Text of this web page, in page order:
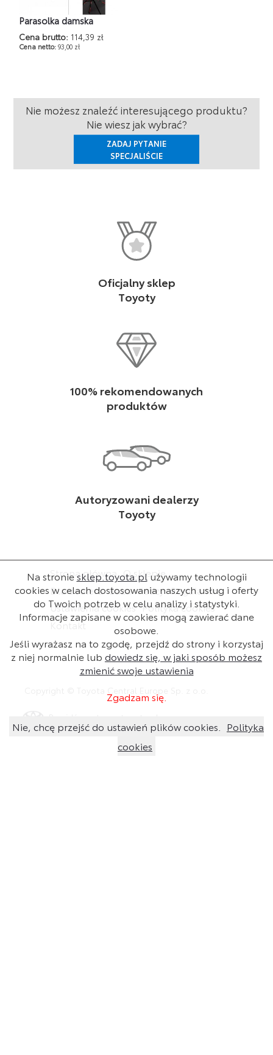
Parasolka damska
Cena brutto: 114,39 zł
Cena netto:93,00 zł
Nie możesz znaleźć interesującego produktu?
Nie wiesz jak wybrać?
ZADAJ PYTANIE
SPECJALIŚCIE
Oficjalny sklep
Toyoty
100% rekomendowanych
produktów
Autoryzowani dealerzy
Toyoty
Strona główna O sklepie
Dla dealera Baza wiedzy Regulamin
Ustawienia cookies Polityka cookies
Kontakt
Na stroniesklep.toyota.pl używamy technologii
cookies w celach dostosowania naszych usług i oferty
do Twoich potrzeb w celu analizy i statystyki.
Informacje zapisane w cookies mogą zawierać dane
osobowe.
Jeśli wyrażasz na to zgodę, przejdź do strony i korzystaj
z niej normalnie lub dowiedz się, w jaki sposób możesz
zmienić swoje ustawienia
Zgadzam się.
Nie, chcę przejść do ustawień plików cookies.
Polityka
cookies